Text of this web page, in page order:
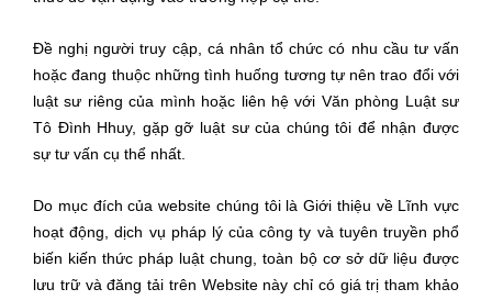
Đề nghị người truy cập, cá nhân tổ chức có nhu cầu tư vấn
hoặc đang thuộc những tình huống tương tự nên trao đổi với
luật sư riêng của mình hoặc liên hệ với Văn phòng Luật sư
Tô Đình Hhuy, gặp gỡ luật sư của chúng tôi để nhận được
sự tư vấn cụ thể nhất.
Do mục đích của website chúng tôi là Giới thiệu về Lĩnh vực
hoạt động, dịch vụ pháp lý của công ty và tuyên truyền phổ
biến kiến thức pháp luật chung, toàn bộ cơ sở dữ liệu được
lưu trữ và đăng tải trên Website này chỉ có giá trị tham khảo